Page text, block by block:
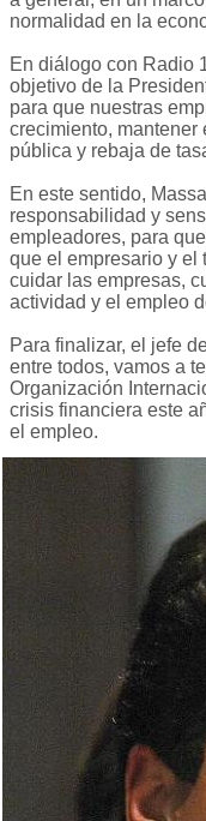
normalidad en la
En diálogo con Radio
objetivo de la
para que nuestras
crecimiento,
pública y rebaja de
En este sentido,
responsabilidad y
empleadores, para
que el empresario y el
cuidar las empresas,
actividad y el empleo
Para finalizar, el jefe
entre todos, vamos a
Organización
crisis financiera este
el empleo.